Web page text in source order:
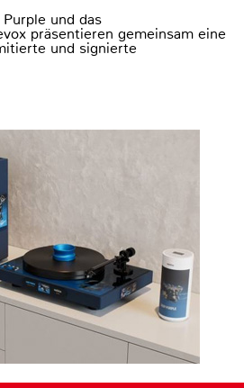
und das
präsentieren gemeinsam eine
und signierte